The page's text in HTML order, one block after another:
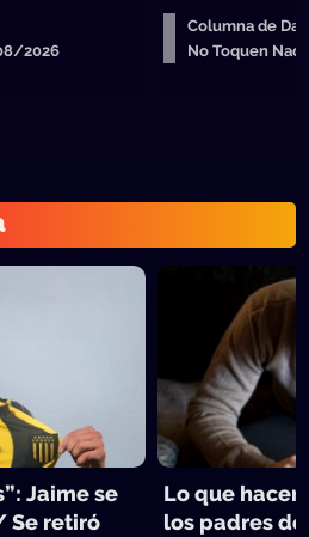
2026
Columna de
No Toquen
Jaime se
Se retiró
Lo que
los padres